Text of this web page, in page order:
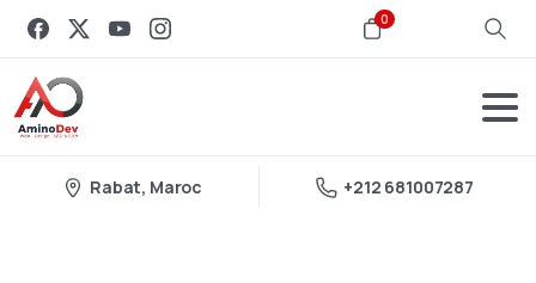
0
Rabat, Maroc +212 681007287